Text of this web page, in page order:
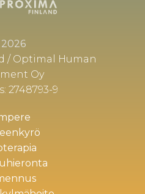
/ Optimal Human
Oy
2748793-9